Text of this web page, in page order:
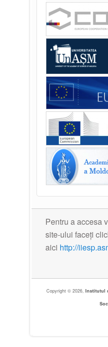
Pentru a accesa
site-ului faceți
aici http://
Copyright © 2026,Institutul